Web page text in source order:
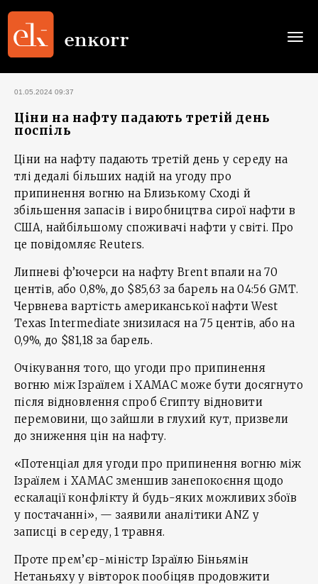
01.05.2024 09:37
Ціни на нафту падають третій день
поспіль
Ціни на нафту падають третій день у середу на
тлі дедалі більших надій на угоду про
припинення вогню на Близькому Сході й
збільшення запасів і виробництва сирої нафти в
США, найбільшому споживачі нафти у світі. Про
це повідомляє Reuters.
Липневі ф’ючерси на нафту Brent впали на 70
центів, або 0,8%, до $85,63 за барель на 04:56 GMT.
Червнева вартість американської нафти West
Texas Intermediate знизилася на 75 центів, або на
0,9%, до $81,18 за барель.
Очікування того, що угоди про припинення
вогню між Ізраїлем і ХАМАС може бути досягнуто
після відновлення спроб Єгипту відновити
перемовини, що зайшли в глухий кут, призвели
до зниження цін на нафту.
«Потенціал для угоди про припинення вогню між
Ізраїлем і ХАМАС зменшив занепокоєння щодо
ескалації конфлікту й будь-яких можливих збоїв
у постачанні», — заявили аналітики ANZ у
записці в середу, 1 травня.
Проте прем’єр-міністр Ізраїлю Біньямін
Нетаньяху у вівторок пообіцяв продовжити